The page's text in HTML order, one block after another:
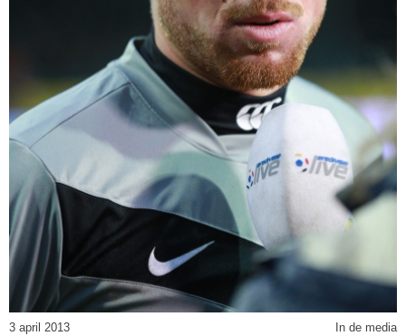
3 april 2013 In de media